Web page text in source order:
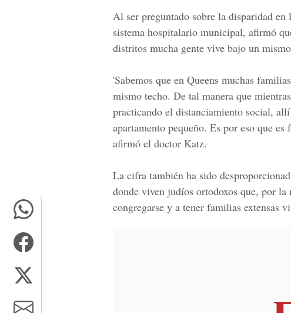
Al ser preguntado sobre la disparidad
sistema hospitalario municipal, afirmó
distritos mucha gente vive bajo un
'Sabemos que en Queens muchas
mismo techo. De tal manera que
practicando el distanciamiento social,
apartamento pequeño. Es por eso que
afirmó el doctor Katz.
La cifra también ha sido
donde viven judíos ortodoxos que, por
congregarse y a tener familias extensas